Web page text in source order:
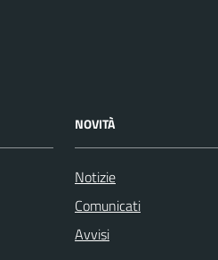
NOVITÀ
Notizie
Comunicati
Avvisi